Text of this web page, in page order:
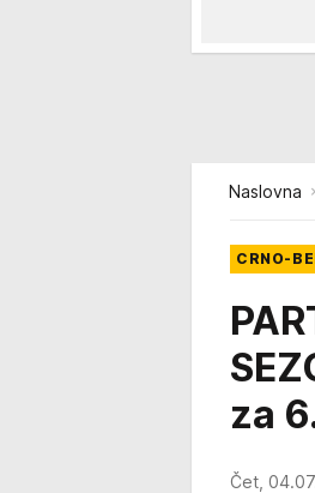
Naslovna
CRNO-
za
Čet,